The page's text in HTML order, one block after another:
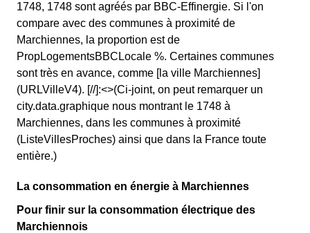
1748, 1748 sont agréés par BBC-Effinergie. Si l'on
compare avec des communes à proximité de
Marchiennes, la proportion est de
PropLogementsBBCLocale %. Certaines communes
sont très en avance, comme [la ville Marchiennes]
(URLVilleV4). [//]:<>(Ci-joint, on peut remarquer un
city.data.graphique nous montrant le 1748 à
Marchiennes, dans les communes à proximité
(ListeVillesProches) ainsi que dans la France toute
entière.)
La consommation en énergie à Marchiennes
Pour finir sur la consommation électrique des
Marchiennois